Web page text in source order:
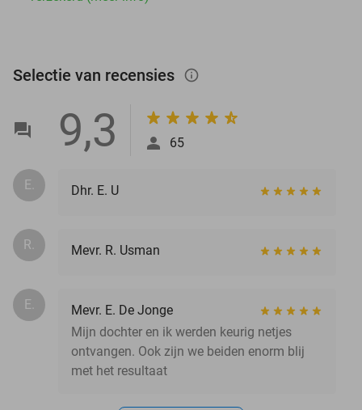
Selectie van recensies info_outlined
9,3 65
E. Dhr. E. U
R. Mevr. R. Usman
E.
Mevr. E. De Jonge
Mijn dochter en ik werden keurig netjes
ontvangen. Ook zijn we beiden enorm blij
met het resultaat